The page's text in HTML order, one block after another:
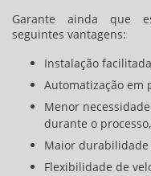
Garante ainda que
seguintes vantagens:
Instalação
Automatização em
Menor
durante o processo,
Maior durabilidade
Flexibilidade de